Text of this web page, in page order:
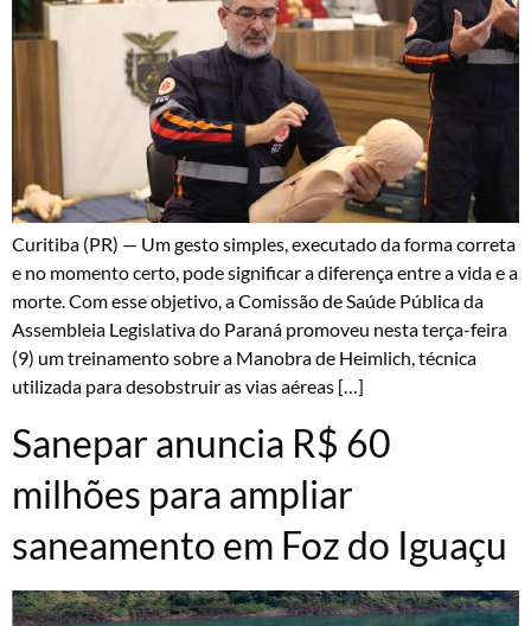
Curitiba (PR) — Um gesto simples, executado da forma correta
e no momento certo, pode significar a diferença entre a vida e a
morte. Com esse objetivo, a Comissão de Saúde Pública da
Assembleia Legislativa do Paraná promoveu nesta terça-feira
(9) um treinamento sobre a Manobra de Heimlich, técnica
utilizada para desobstruir as vias aéreas […]
Sanepar anuncia R$ 60
milhões para ampliar
saneamento em Foz do Iguaçu